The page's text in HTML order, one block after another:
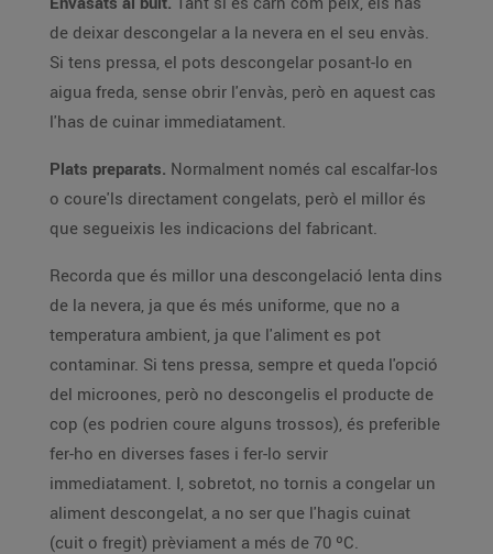
de deixar descongelar a la nevera en el seu envàs.
Si tens pressa, el pots descongelar posant-lo en
aigua freda, sense obrir l'envàs, però en aquest cas
l'has de cuinar immediatament.
Plats preparats. Normalment només cal escalfar-los
o coure'ls directament congelats, però el millor és
que segueixis les indicacions del fabricant.
Recorda que és millor una descongelació lenta dins
de la nevera, ja que és més uniforme, que no a
temperatura ambient, ja que l'aliment es pot
contaminar. Si tens pressa, sempre et queda l'opció
del microones, però no descongelis el producte de
cop (es podrien coure alguns trossos), és preferible
fer-ho en diverses fases i fer-lo servir
immediatament. I, sobretot, no tornis a congelar un
aliment descongelat, a no ser que l'hagis cuinat
(cuit o fregit) prèviament a més de 70 ºC.